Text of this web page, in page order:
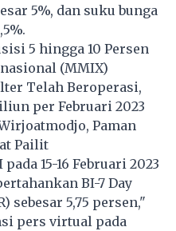
5%, dan suku bunga
5 hingga 10 Persen
(MMIX)
Telah Beroperasi,
per Februari 2023
Paman
Pailit
15-16 Februari 2023
BI-7 Day
sebesar 5,75 persen,"
pers virtual pada